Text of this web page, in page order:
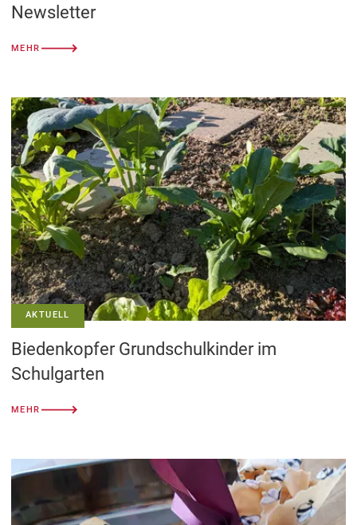
Newsletter
MEHR
AKTUELL
Biedenkopfer Grundschulkinder im
Schulgarten
MEHR